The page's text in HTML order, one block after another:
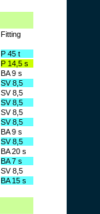
Fitting
P 45 t
P 14,5 s
BA 9 s
SV 8,5
SV 8,5
SV 8,5
SV 8,5
SV 8,5
BA 9 s
SV 8,5
BA 20 s
BA 7 s
SV 8,5
BA 15 s